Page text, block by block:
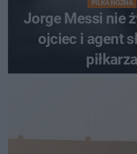
PIŁKA NOŻNA
Jorge Messi nie
ojciec i agent
piłkarza